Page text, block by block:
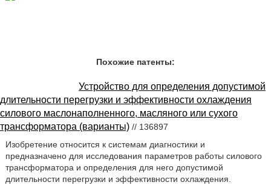
Похожие патенты:
Устройство для определения допустимой
длительности перегрузки и эффективности охлаждения
силового маслонаполненного, масляного или сухого
трансформатора (варианты) // 136897
Изобретение относится к системам диагностики и
предназначено для исследования параметров работы силового
трансформатора и определения для него допустимой
длительности перегрузки и эффективности охлаждения.